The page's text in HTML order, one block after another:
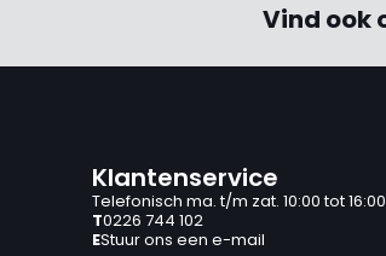
Vind ook
Klantenservice
Telefonisch ma. t/m zat. 10:00 tot 16:00
T0226 744 102
EStuur ons een e-mail